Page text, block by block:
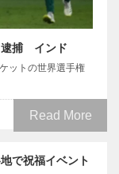
逮捕 インド
ットの世界選手権
Read More
で祝福イベント